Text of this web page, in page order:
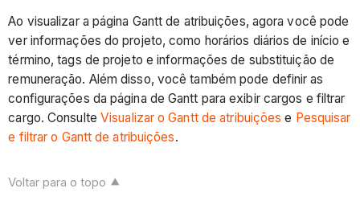
Ao visualizar a página Gantt de atribuições, agora você pode
ver informações do projeto, como horários diários de início e
término, tags de projeto e informações de substituição de
remuneração. Além disso, você também pode definir as
configurações da página de Gantt para exibir cargos e filtrar
cargo. Consulte Visualizar o Gantt de atribuições e Pesquisar
e filtrar o Gantt de atribuições.
Voltar para o topo